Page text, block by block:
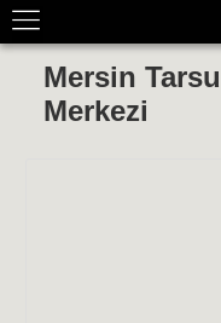
Mersin
Merkezi